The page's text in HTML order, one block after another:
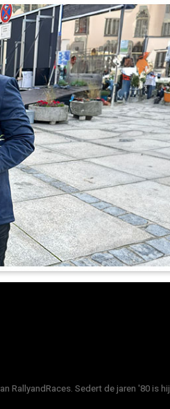
RallyandRaces. Sedert de jaren '80 is hij